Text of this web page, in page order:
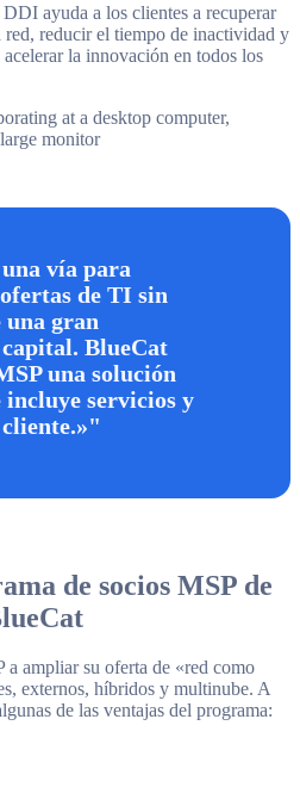
ayuda a los clientes a recuperar
reducir el tiempo de inactividad y
la innovación en todos los
vía para
de TI sin
una gran
BlueCat
una solución
servicios y
de socios MSP de
a ampliar su oferta de «red como
externos, híbridos y multinube. A
de las ventajas del programa: